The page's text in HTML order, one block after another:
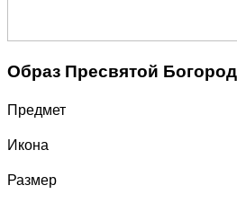
Образ Пресвятой
Предмет
Икона
Размер